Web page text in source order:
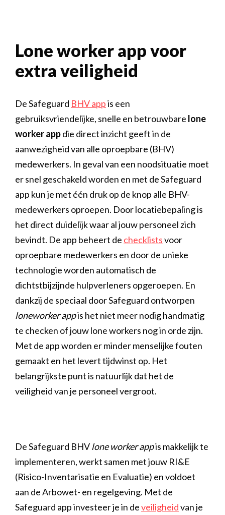
Lone worker app voor
extra veiligheid
De Safeguard BHV appis een
gebruiksvriendelijke, snelle en betrouwbare lone
worker appdie direct inzicht geeft in de
aanwezigheid van alle oproepbare (BHV)
medewerkers. In geval van een noodsituatie moet
er snel geschakeld worden en met de Safeguard
app kun je met één druk op de knop alle BHV-
medewerkers oproepen. Door locatiebepaling is
het direct duidelijk waar al jouw personeel zich
bevindt. De app beheert de checklistsvoor
oproepbare medewerkers en door de unieke
technologie worden automatisch de
dichtstbijzijnde hulpverleners opgeroepen. En
dankzij de speciaal door Safeguard ontworpen
loneworker appis het niet meer nodig handmatig
te checken of jouw lone workers nog in orde zijn.
Met de app worden er minder menselijke fouten
gemaakt en het levert tijdwinst op. Het
belangrijkste punt is natuurlijk dat het de
veiligheid van je personeel vergroot.
De Safeguard BHVlone worker appis makkelijk te
implementeren, werkt samen met jouw RI&E
(Risico-Inventarisatie en Evaluatie) en voldoet
aan de Arbowet- en regelgeving. Met de
Safeguard app investeer je in deveiligheidvan je